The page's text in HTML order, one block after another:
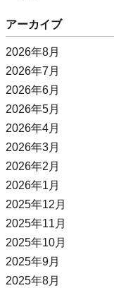
アーカイブ
2026年8月
2026年7月
2026年6月
2026年5月
2026年4月
2026年3月
2026年2月
2026年1月
2025年12月
2025年11月
2025年10月
2025年9月
2025年8月